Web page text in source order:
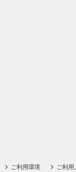
ご利用環境 ご利用